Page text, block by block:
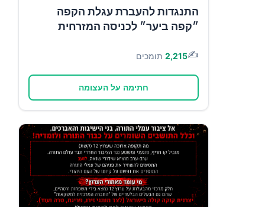
התנגדות להעברת עגלת הקפה
״קפה ביער״ לכניסה המזרחית
✍️
2,215 תומכים
חתימה על העצומה